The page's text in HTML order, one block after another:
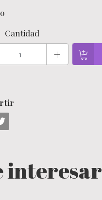
Cantidad
+
interesar